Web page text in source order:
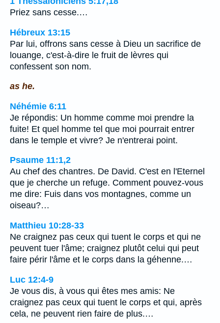
Priez sans cesse.…
Hébreux 13:15
Par lui, offrons sans cesse à Dieu un sacrifice de
louange, c'est-à-dire le fruit de lèvres qui
confessent son nom.
as he.
Néhémie 6:11
Je répondis: Un homme comme moi prendre la
fuite! Et quel homme tel que moi pourrait entrer
dans le temple et vivre? Je n'entrerai point.
Psaume 11:1,2
Au chef des chantres. De David. C'est en l'Eternel
que je cherche un refuge. Comment pouvez-vous
me dire: Fuis dans vos montagnes, comme un
oiseau?…
Matthieu 10:28-33
Ne craignez pas ceux qui tuent le corps et qui ne
peuvent tuer l'âme; craignez plutôt celui qui peut
faire périr l'âme et le corps dans la géhenne.…
Luc 12:4-9
Je vous dis, à vous qui êtes mes amis: Ne
craignez pas ceux qui tuent le corps et qui, après
cela, ne peuvent rien faire de plus.…